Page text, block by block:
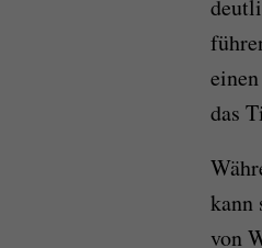
das
kann
von